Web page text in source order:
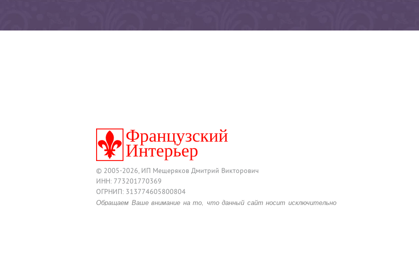
© 2005-2026, ИП Мещеряков Дмитрий Викторович
ИНН: 773201770369
ОГРНИП: 313774605800804
Обращаем Ваше внимание на то, что данный сайт носит исключительно